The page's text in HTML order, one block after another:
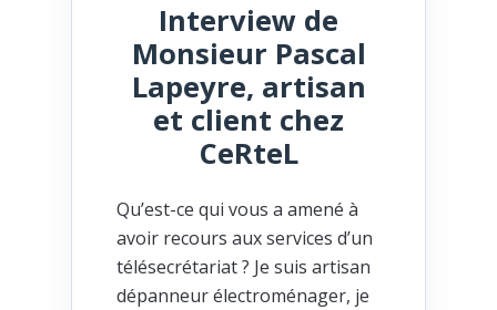
Interview de
Monsieur Pascal
Lapeyre, artisan
et client chez
CeRteL
Qu’est-ce qui vous a amené à
avoir recours aux services d’un
télésecrétariat ? Je suis artisan
dépanneur électroménager, je